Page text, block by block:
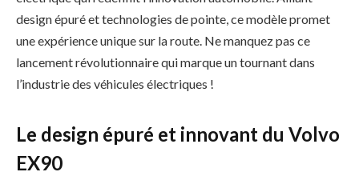
design épuré et technologies de pointe, ce modèle promet
une expérience unique sur la route. Ne manquez pas ce
lancement révolutionnaire qui marque un tournant dans
l’industrie des véhicules électriques !
Le design épuré et innovant du Volvo
EX90